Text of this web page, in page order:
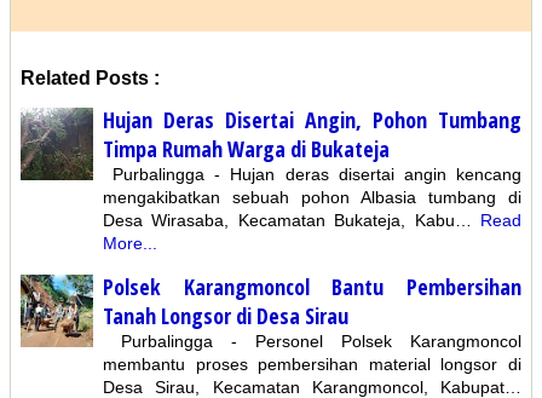
Related Posts :
Hujan Deras Disertai Angin, Pohon Tumbang
Timpa Rumah Warga di Bukateja
Purbalingga - Hujan deras disertai angin kencang
mengakibatkan sebuah pohon Albasia tumbang di
Desa Wirasaba, Kecamatan Bukateja, Kabu… Read
More...
Polsek Karangmoncol Bantu Pembersihan
Tanah Longsor di Desa Sirau
Purbalingga - Personel Polsek Karangmoncol
membantu proses pembersihan material longsor di
Desa Sirau, Kecamatan Karangmoncol, Kabupat…